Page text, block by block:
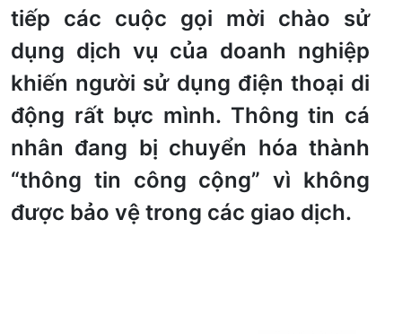
tiếp các cuộc gọi mời chào sử
dụng dịch vụ của doanh nghiệp
khiến người sử dụng điện thoại di
động rất bực mình. Thông tin cá
nhân đang bị chuyển hóa thành
“thông tin công cộng” vì không
được bảo vệ trong các giao dịch.